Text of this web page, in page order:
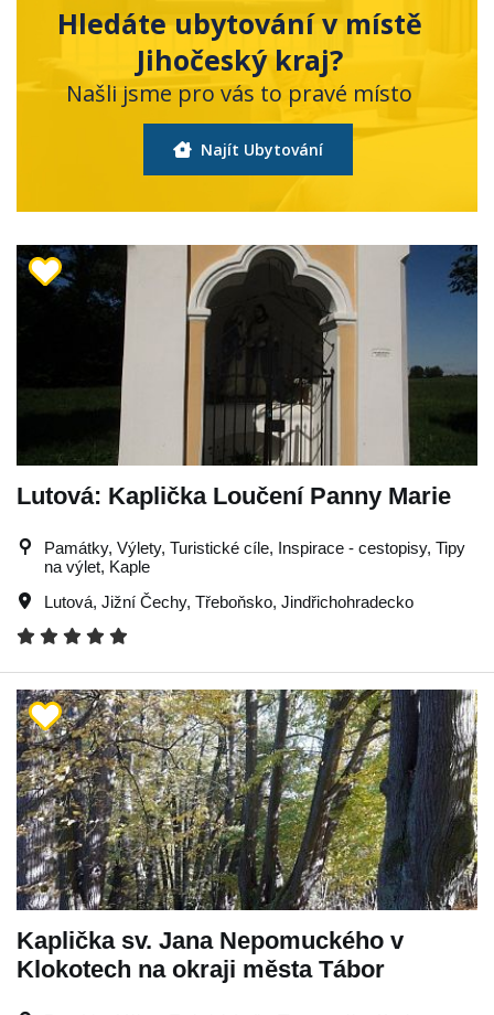
Hledáte ubytování v místě
Jihočeský kraj?
Našli jsme pro vás to pravé místo
Najít Ubytování
Lutová: Kaplička Loučení Panny Marie
Památky, Výlety, Turistické cíle, Inspirace - cestopisy, Tipy
na výlet, Kaple
Lutová, Jižní Čechy, Třeboňsko, Jindřichohradecko
Kaplička sv. Jana Nepomuckého v
Klokotech na okraji města Tábor